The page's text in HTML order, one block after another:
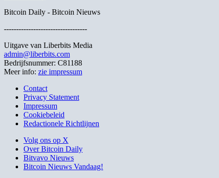
Bitcoin Daily - Bitcoin Nieuws
----------------------------------
Uitgave van Liberbits Media
admin@liberbits.com
Bedrijfsnummer: C81188
Meer info: zie impressum
Contact
Privacy Statement
Impressum
Cookiebeleid
Redactionele Richtlijnen
Volg ons op X
Over Bitcoin Daily
Bitvavo Nieuws
Bitcoin Nieuws Vandaag!